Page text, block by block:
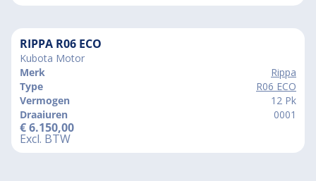
RIPPA R06 ECO
Kubota Motor
Merk
Rippa
Type
R06 ECO
Vermogen
12 Pk
Draaiuren
0001
€6.150,00
Excl. BTW